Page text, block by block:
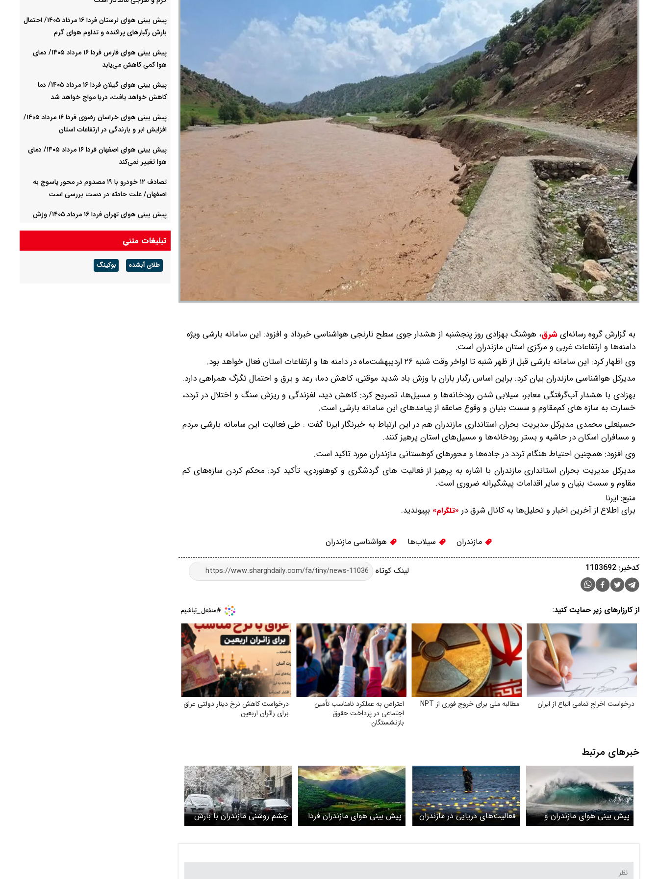
به گزارش گروه رسانه‌ایشرق، هوشنگ بهزادی روز پنجشنبه از هشدار جوی سطح نارنجی هواشناسی خبرداد و افزود: این سامانه بارشی ویژه
دامنه‌ها و ارتفاعات غربی و مرکزی استان مازندران است.
وی اظهار کرد: این سامانه بارشی قبل از ظهر شنبه تا اواخر وقت شنبه ۲۶ اردیبهشت‌ماه در️ دامنه ها و ارتفاعات استان فعال خواهد بود.
مدیرکل هواشناسی مازندران بیان کرد: براین اساس رگبار باران با وزش باد شدید موقتی، کاهش دما، رعد و برق و احتمال تگرگ همراهی دارد.
بهزادی با هشدار آب‌گرفتگی معابر، سیلابی شدن رودخانه‌ها و مسیل‌ها، تصریح کرد: کاهش دید، لغزندگی و ریزش سنگ و اختلال در تردد،
خسارت به سازه های کم‌مقاوم و سست بنیان و️ وقوع صاعقه از پیامدهای این سامانه بارشی است.
حسینعلی محمدی مدیرکل مدیریت بحران استانداری مازندران هم در این ارتباط به خبرنگار ایرنا گفت : طی فعالیت این سامانه بارشی مردم
و مسافران اسکان در حاشیه و بستر رودخانه‌ها و مسیل‌های استان پرهیز کنند.
وی افزود: همچنین احتیاط هنگام تردد در جاده‌ها و محورهای کوهستانی مازندران مورد تاکید است.
مدیرکل مدیریت بحران استانداری مازندران با اشاره به پرهیز از فعالیت های گردشگری و کوهنوردی، تأکید کرد: محکم کردن سازه‌های کم
مقاوم و سست بنیان و سایر اقدامات پیشگیرانه ضروری است.
منبع: ایرنا
برای اطلاع از آخرین اخبار و تحلیل‌ها به کانال شرق در «تلگرام» بپیوندید.
مازندران سیلاب‌ها هواشناسی مازندران
لینک کوتاه کدخبر: 1103692
از کارزارهای زیر حمایت کنید:
درخواست اخراج تمامی اتباع از ایران مطالبه ملی برای خروج فوری از NPT
اعتراض به عملکرد نامناسب تأمین
اجتماعی در پرداخت حقوق
بازنشستگان
درخواست کاهش نرخ دینار دولتی عراق
برای زائران اربعین
خبرهای مرتبط
پیش بینی هوای مازندران و
ساری؛ یکشنبه ۱۳ اردیبهشت
فعالیت‌های دریایی در مازندران
ممنوع شد
پیش بینی هوای مازندران فردا
13 بهمن 1404/ دمای هوا
چشم روشنی مازندران با بارش
برف پاییزی/ ۲۰ روستای بخش
پیش بینی هوای لرستان فردا ۱۶ مرداد ۱۴۰۵/ احتمال
بارش رگبارهای پراکنده و تداوم هوای گرم
پیش بینی هوای فارس فردا ۱۶ مرداد ۱۴۰۵/ دمای
هوا کمی کاهش می‌یابد
پیش بینی هوای گیلان فردا ۱۶ مرداد ۱۴۰۵/ دما
کاهش خواهد یافت، دریا مواج خواهد شد
پیش بینی هوای خراسان رضوی فردا ۱۶ مرداد ۱۴۰۵/
افزایش ابر و بارندگی در ارتفاعات استان
پیش بینی هوای اصفهان فردا ۱۶ مرداد ۱۴۰۵/ دمای
هوا تغییر نمی‌کند
تصادف ۱۲ خودرو با ۱۹ مصدوم در محور یاسوج به
اصفهان/ علت حادثه در دست بررسی است
پیش بینی هوای تهران فردا ۱۶ مرداد ۱۴۰۵/ وزش
واژگونی تریلی در بین تماشاگران تصادف در یاسوج؛
۲۲ نفر مصدوم شدند
تبلیغات متنی
طلای آبشده بوکینگ